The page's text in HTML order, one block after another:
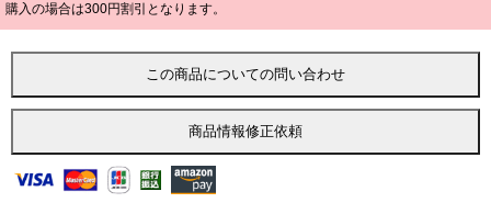
購入の場合は300円割引となります。